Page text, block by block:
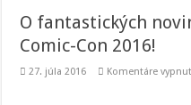
O fantastických
Comic-Con 2016!
27. júla 2016 Komentáre